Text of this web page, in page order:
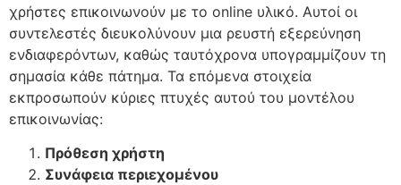
χρήστες επικοινωνούν με το online υλικό. Αυτοί οι
συντελεστές διευκολύνουν μια ρευστή εξερεύνηση
ενδιαφερόντων, καθώς ταυτόχρονα υπογραμμίζουν τη
σημασία κάθε πάτημα. Τα επόμενα στοιχεία
εκπροσωπούν κύριες πτυχές αυτού του μοντέλου
επικοινωνίας:
Πρόθεση χρήστη
Συνάφεια περιεχομένου